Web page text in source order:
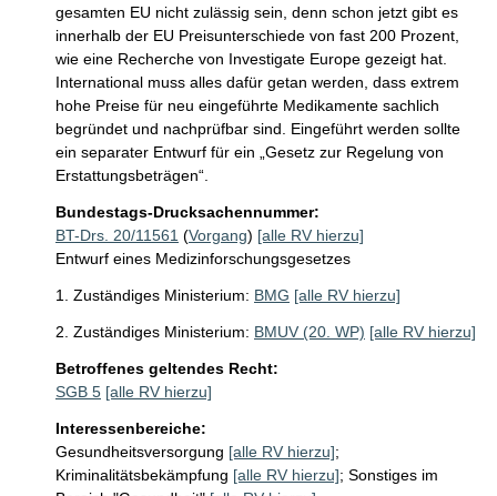
gesamten EU nicht zulässig sein, denn schon jetzt gibt es
innerhalb der EU Preisunterschiede von fast 200 Prozent,
wie eine Recherche von Investigate Europe gezeigt hat.
International muss alles dafür getan werden, dass extrem
hohe Preise für neu eingeführte Medikamente sachlich
begründet und nachprüfbar sind. Eingeführt werden sollte
ein separater Entwurf für ein „Gesetz zur Regelung von
Erstattungsbeträgen“.
Bundestags-Drucksachennummer:
BT-Drs. 20/11561 (Vorgang) [alle RV hierzu]
Entwurf eines Medizinforschungsgesetzes
1. Zuständiges Ministerium: BMG [alle RV hierzu]
2. Zuständiges Ministerium: BMUV (20. WP) [alle RV hierzu]
Betroffenes geltendes Recht:
SGB 5 [alle RV hierzu]
Interessenbereiche:
Gesundheitsversorgung [alle RV hierzu];
Kriminalitätsbekämpfung [alle RV hierzu]; Sonstiges im